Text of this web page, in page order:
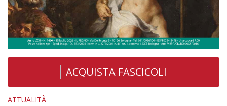
ACQUISTA FASCICOLI
ATTUALITÀ